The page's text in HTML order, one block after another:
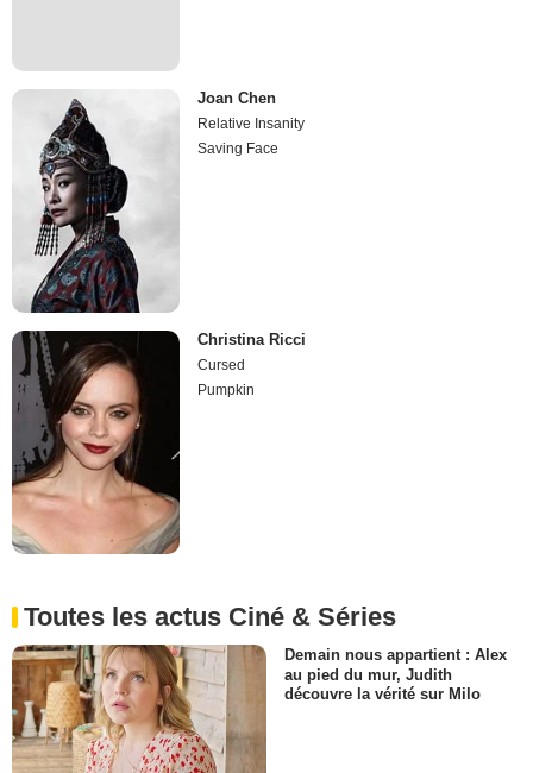
Joan Chen
Relative Insanity
Saving Face
Christina Ricci
Cursed
Pumpkin
Toutes les actus Ciné & Séries
Demain nous appartient : Alex
au pied du mur, Judith
découvre la vérité sur Milo